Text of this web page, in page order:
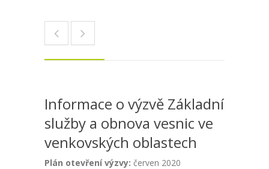
Informace o výzvě Základní
služby a obnova vesnic ve
venkovských oblastech
Plán otevření výzvy: červen 2020